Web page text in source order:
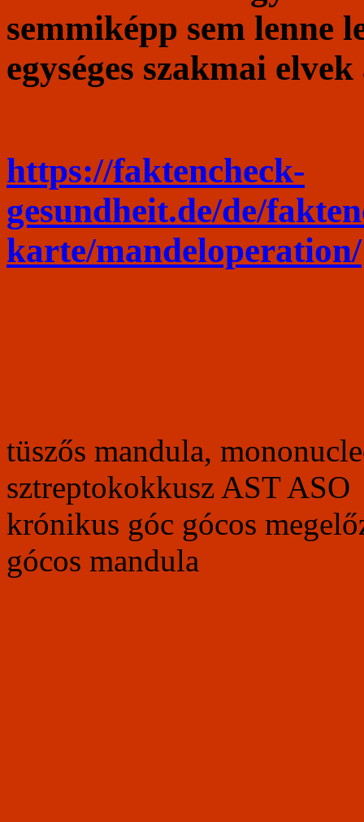
semmiképp sem lenne
egységes szakmai
https://faktencheck-
gesundheit.de/de/
karte/mandeloperation/
tüszős mandula,
sztreptokokkusz AST
krónikus góc gócos
gócos mandula